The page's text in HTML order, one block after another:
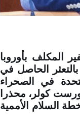
المكلف بأوروبا
الحاصل في
في الصحراء
كولر، محذرا
السلام الأممية